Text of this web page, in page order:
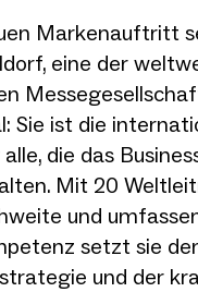
Markenauftritt
eine der
Sie ist die
die das
Mit 20
und
setzt sie
und der